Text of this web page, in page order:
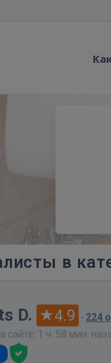
в
D. 4.9 · 224
сайте: 1 ч. 58 мин.